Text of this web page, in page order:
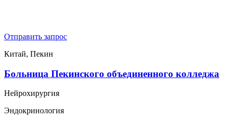
Отправить запрос
Китай, Пекин
Больница Пекинского объединенного колледжа
Нейрохирургия
Эндокринология